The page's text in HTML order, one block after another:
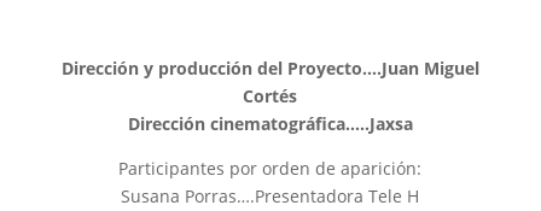
Dirección y producción del Proyecto….Juan Miguel
Cortés
Dirección cinematográfica…..Jaxsa
Participantes por orden de aparición:
Susana Porras….Presentadora Tele H